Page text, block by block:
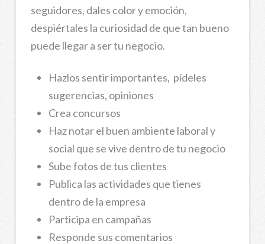
seguidores, dales color y emoción,
despiértales la curiosidad de que tan bueno
puede llegar a ser tu negocio.
Hazlos sentir importantes, pídeles
sugerencias, opiniones
Crea concursos
Haz notar el buen ambiente laboral y
social que se vive dentro de tu negocio
Sube fotos de tus clientes
Publica las actividades que tienes
dentro de la empresa
Participa en campañas
Responde sus comentarios